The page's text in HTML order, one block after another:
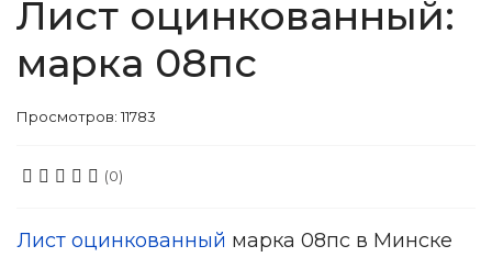
Лист оцинкованный:
марка 08пс
Просмотров: 11783
(0)
Лист оцинкованный марка 08пс в Минске